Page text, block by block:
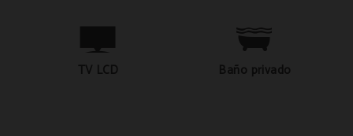
TV LCD Baño privado